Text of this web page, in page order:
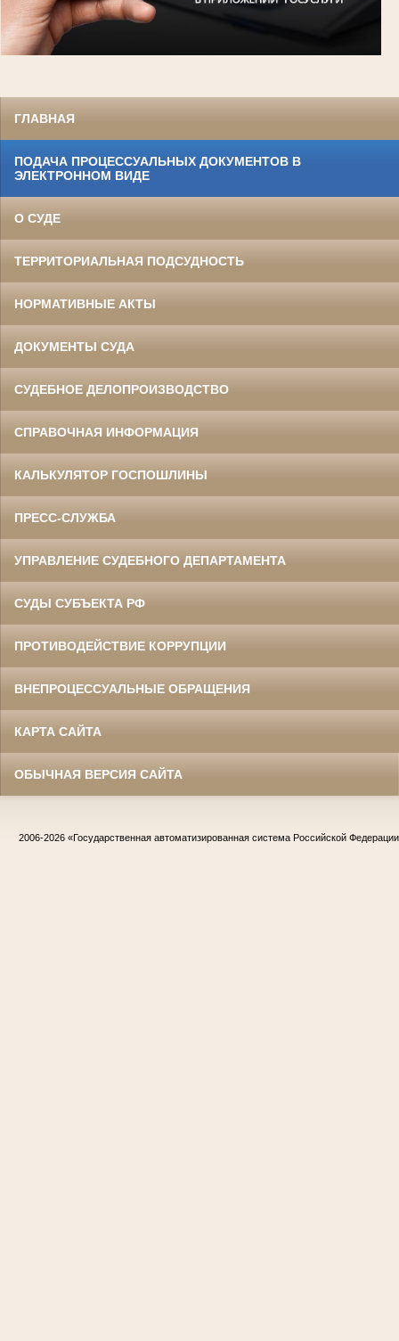
ГЛАВНАЯ
ПОДАЧА ПРОЦЕССУАЛЬНЫХ ДОКУМЕНТОВ В
ЭЛЕКТРОННОМ ВИДЕ
О СУДЕ
ТЕРРИТОРИАЛЬНАЯ ПОДСУДНОСТЬ
НОРМАТИВНЫЕ АКТЫ
ДОКУМЕНТЫ СУДА
СУДЕБНОЕ ДЕЛОПРОИЗВОДСТВО
СПРАВОЧНАЯ ИНФОРМАЦИЯ
КАЛЬКУЛЯТОР ГОСПОШЛИНЫ
ПРЕСС-СЛУЖБА
УПРАВЛЕНИЕ СУДЕБНОГО ДЕПАРТАМЕНТА
СУДЫ СУБЪЕКТА РФ
ПРОТИВОДЕЙСТВИЕ КОРРУПЦИИ
ВНЕПРОЦЕССУАЛЬНЫЕ ОБРАЩЕНИЯ
КАРТА САЙТА
ОБЫЧНАЯ ВЕРСИЯ САЙТА
2006-2026 «Государственная автоматизированная система Российской